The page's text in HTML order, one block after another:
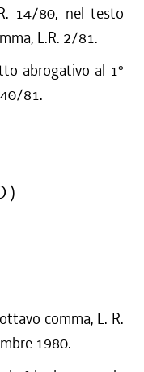
14/80, nel testo
L.R. 2/81.
abrogativo al 1°
81.
)
comma, L. R.
1980.